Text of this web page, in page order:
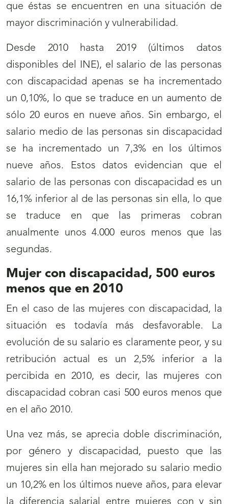
que éstas se encuentren en una situación de
mayor discriminación y vulnerabilidad.
Desde 2010 hasta 2019 (últimos datos
disponibles del INE), el salario de las personas
con discapacidad apenas se ha incrementado
un 0,10%, lo que se traduce en un aumento de
sólo 20 euros en nueve años. Sin embargo, el
salario medio de las personas sin discapacidad
se ha incrementado un 7,3% en los últimos
nueve años. Estos datos evidencian que el
salario de las personas con discapacidad es un
16,1% inferior al de las personas sin ella, lo que
se traduce en que las primeras cobran
anualmente unos 4.000 euros menos que las
segundas.
Mujer con discapacidad, 500 euros
menos que en 2010
En el caso de las mujeres con discapacidad, la
situación es todavía más desfavorable. La
evolución de su salario es claramente peor, y su
retribución actual es un 2,5% inferior a la
percibida en 2010, es decir, las mujeres con
discapacidad cobran casi 500 euros menos que
en el año 2010.
Una vez más, se aprecia doble discriminación,
por género y discapacidad, puesto que las
mujeres sin ella han mejorado su salario medio
un 10,2% en los últimos nueve años, para elevar